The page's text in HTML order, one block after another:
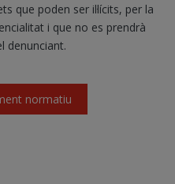
que poden ser il·lícits, per la
i que no es prendrà
denunciant.
normatiu